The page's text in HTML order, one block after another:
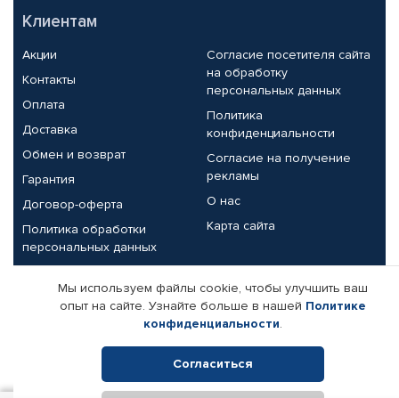
Клиентам
Акции
Контакты
Оплата
Доставка
Обмен и возврат
Гарантия
Договор-оферта
Политика обработки
персональных данных
Согласие посетителя сайта
на обработку
персональных данных
Политика
конфиденциальности
Согласие на получение
рекламы
О нас
Карта сайта
Партнерам
Корпоративным клиентам
Поставщикам
Реквизиты компании
Мы используем файлы cookie, чтобы улучшить ваш
опыт на сайте. Узнайте больше в нашей Политике
конфиденциальности.
Согласиться